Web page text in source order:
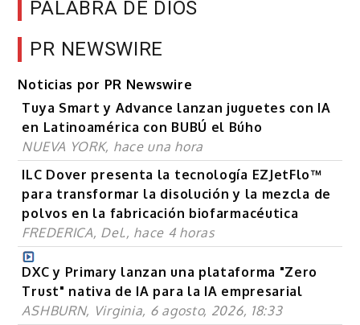
PALABRA DE DIOS
PR NEWSWIRE
Noticias por PR Newswire
Tuya Smart y Advance lanzan juguetes con IA
en Latinoamérica con BUBÚ el Búho
NUEVA YORK, hace una hora
ILC Dover presenta la tecnología EZJetFlo™
para transformar la disolución y la mezcla de
polvos en la fabricación biofarmacéutica
FREDERICA, Del., hace 4 horas
DXC y Primary lanzan una plataforma "Zero
Trust" nativa de IA para la IA empresarial
ASHBURN, Virginia, 6 agosto, 2026, 18:33